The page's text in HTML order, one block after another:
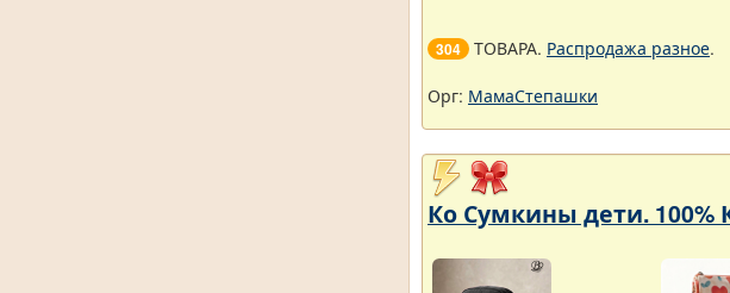
304 ТОВАРА. Распродажа разное.
Орг: МамаСтепашки
Ко Сумкины дети. 100%